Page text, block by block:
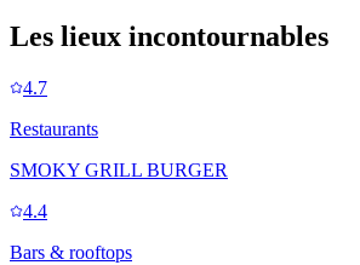
Les lieux incontournables
4.7
Restaurants
SMOKY GRILL BURGER
4.4
Bars & rooftops